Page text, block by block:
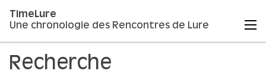
TimeLure
Une chronologie des Rencontres de Lure
Recherche